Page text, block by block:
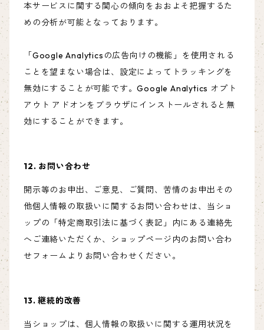
本サービスに関する関心の傾向をおおよそ把握するた
めの分析が可能となっております。
「Google Analyticsの広告向けの機能」を使用される
ことを望まない場合は、設定によってトラッキングを
無効にすることが可能です。Google Analytics オプト
アウト アドオンをブラウザにインストールされると無
効にすることができます。
12. お問い合わせ
開示等のお申出、ご意見、ご質問、苦情のお申出その
他個人情報の取扱いに関するお問い合わせは、当ショ
ップの「特定商取引法に基づく表記」内にある連絡先
へご連絡いただくか、ショップページ内のお問い合わ
せフォームよりお問い合わせください。
13. 継続的改善
当ショップは、個人情報の取扱いに関する運用状況を